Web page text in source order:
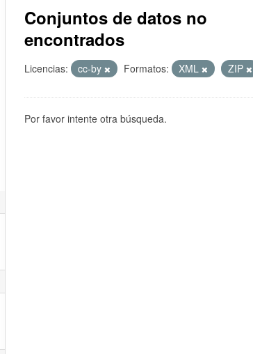
Conjuntos de datos no
encontrados
Licencias: cc-by Formatos: XML ZIP
Por favor intente otra búsqueda.